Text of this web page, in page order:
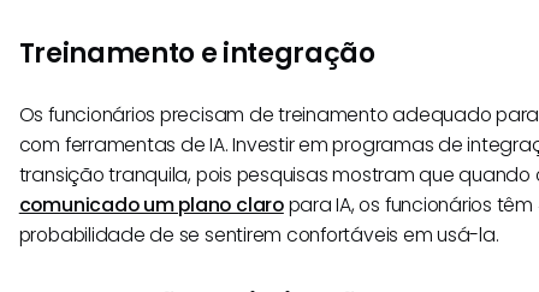
Treinamento e integração
Os funcionários precisam de treinamento adequado
com ferramentas de IA. Investir em programas de
transição tranquila, pois pesquisas mostram que quando
comunicado um plano claropara IA, os funcionários têm
probabilidade de se sentirem confortáveis em usá-la.